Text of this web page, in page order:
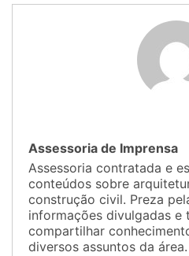
Assessoria de Imprensa
Assessoria contratada e
conteúdos sobre
construção civil. Preza
informações divulgadas e
compartilhar
diversos assuntos da área.